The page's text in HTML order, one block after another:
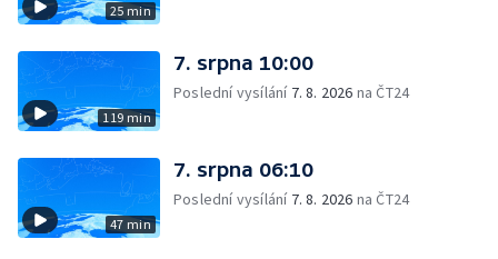
25 min
119 min
7. srpna 10:00
Poslední vysílání 7. 8. 2026 na ČT24
47 min
7. srpna 06:10
Poslední vysílání 7. 8. 2026 na ČT24